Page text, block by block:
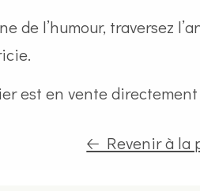
de l’humour, traversez
est en vente
🡠 Revenir à la